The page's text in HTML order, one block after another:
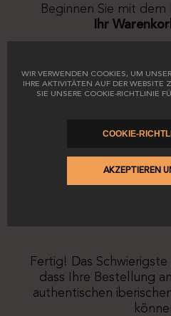
WIR VERWENDEN COOKIES, UM
IHRE AKTIVITÄTEN AUF DER WEBSITE
SIE UNSERE COOKIE-RICHTLINIE
AKZEPTIEREN
Beginnen Sie mit dem
Ihr
BIENVENIDAin das
ein.
Fertig! Das
dass Ihre Bestellung
authentischen
COOKIE-